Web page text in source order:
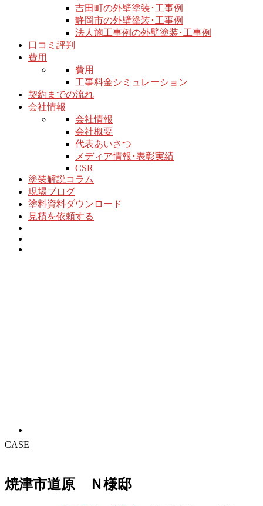
吉田町の外壁塗装･工事例
静岡市の外壁塗装･工事例
法人施工事例の外壁塗装･工事例
口コミ評判
費用
費用
工事料金シミュレーション
契約までの流れ
会社情報
会社情報
会社概要
代表あいさつ
メディア情報･表彰実績
CSR
塗装解説コラム
現場ブログ
塗料資料ダウンロード
見積を依頼する
CASE
焼津市道原 Ｎ様邸